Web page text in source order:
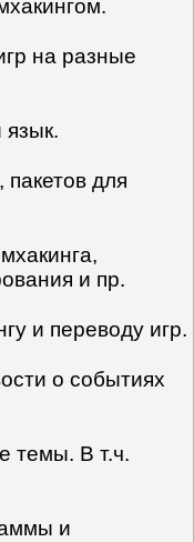
на разные
язык.
для
и пр.
и переводу игр.
о событиях
темы. В т.ч.
и